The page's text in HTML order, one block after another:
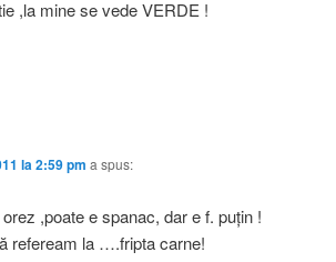
,la mine se vede VERDE !
la 2:59 pm a spus:
,poate e spanac, dar e f. puţin !
refeream la ….fripta carne!